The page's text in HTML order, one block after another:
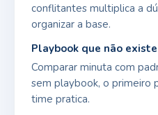
conflitantes multiplica a
organizar a base.
Playbook que não existe
Comparar minuta com
sem playbook, o primeiro
time pratica.